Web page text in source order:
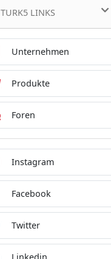
TURK5 LINKS
Unternehmen
Produkte
Foren
Instagram
Facebook
Twitter